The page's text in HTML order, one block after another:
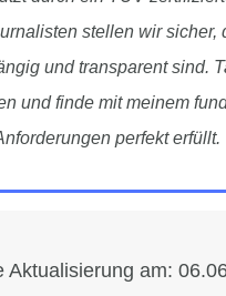
stellen wir sicher,
und transparent sind.
und finde mit meinem
perfekt erfüllt.
Aktualisierung am: